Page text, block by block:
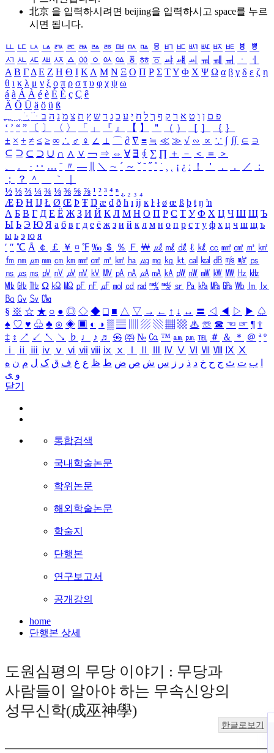
北京 을 입력하시려면 beijing을 입력하시고 space를 누르
시면 됩니다.
ㅥ ㅦ ㅧ ㅨ ㅩ ㅪ ㅫ ㅬ ㅭ ㅮ ㅯ ㅰ ㅱ ㅲ ㅳ ㅴ ㅵ ㅶ ㅷ ㅸ
ㅹ
ㅺ ㅻ ㅼ ㅽ ㅾ ㅿ ㆀ ㆁ ㆂ ㆃ ㆄ ㆅ ㆆ ㆇ ㆈ ㆉ ㆊ ㆋ ㆌ ㆍ
ㆎ
Α Β ΓΔ Ε Ζ Η Θ Ι ΚΛ Μ Ν Ξ Ο Π Ρ Σ ΤΥ Φ Χ Ψ Ω α β γ δ ε ζ η
θ ι κ λ μ ν ξ ο π ρ σ τ υ φ χ ψ ω
á à Á À é è É È ç Ç ê
Ä Ö Ü ä ö ü ß
ִֶֹ ֻּ ׁׂ פ ם ן ו ט א ר ק ף ך ל ח י ע כ ג ד ש ץ ת צ מ נ ה ב
‘ ’ “ ” 〔 〕 〈 〉 「 」 『 』 【 】 ＂ （ ） ［ ］ ｛ ｝
± × ÷ ≠ ≤ ≥ ∞ ∴ ♂ ♀ ∠ ⊥ ⌒ ∂ ∇ ≡ ≒ ≪ ≫ √ ∽ ∝ ∵ ∫ ∬ ∈ ∋
⊆ ⊇ ⊂ ⊃ ∪ ∩ ∧ ∨ ￢ ⇒ ⇔ ∀ ∃ ∮ ∑ ∏ ＋ － ＜ ＝
＞
、
。 · ‥ … ¨ 〃 ― ＼ ∼ ´ ～ ˇ ˘ ˝ ˚ ˙ ¸ ¡ ¿ ː ！ ＇ ， ． ／
：
；
？ ＾ ｀
½ ⅓ ⅔ ¼ ¾ ⅛ ⅜ ⅝ ⅞ ¹ ² ³ ⁴ ⁿ ₁ ₂ ₃ ₄
Æ Ð Ħ Ĳ Ł Ø Œ Þ Ŧ Ŋ æ đ ð ħ ı ĳ ĸ ŀ ł ø œ ß þ ŧ ŋ ŉ
А Б В Г Д Е Ё Ж З И Й К Л М Н О П Р С Т У Ф Х Ц Ч Ш Щ Ъ
Ы Ь Э Ю Я а б в г д е ё ж з и й к л м н о п р с т у ф х ц ч ш щ ъ
ы ь э ю я
′ ″ ℃ Å ￠ ￡ ￥ ¤ ℉ ‰ ＄ ％ Ｆ ￦ ㎕ ㎖ ㎗ ℓ ㎘ ㏄ ㎣ ㎤ ㎥ ㎦
㎙ ㎚ ㎛ ㎜ ㎝ ㎞ ㎟ ㎠ ㎡ ㎢ ㏊ ㎍ ㎎ ㎏ ㏏ ㎈ ㎉ ㏈ ㎧ ㎨ ㎰
㎱ ㎲ ㎳ ㎴ ㎵ ㎶ ㎷ ㎸ ㎹ ㎀ ㎁ ㎂ ㎃ ㎄ ㎺ ㎻ ㎽ ㎾ ㎿ ㎐ ㎑
㎒ ㎓ ㎔ Ω ㏀ ㏁ ㎊ ㎋ ㎌ ㏖ ㏅ ㎭ ㎮ ㎯ ㏛ ㎩ ㎪ ㎫ ㎬ ㏝ ㏐
㏓
㏃ ㏉ ㏜ ㏆
§ ※ ☆ ★ ○ ● ◎ ◇ ◆ □ ■ △ ▽ → ← ↑ ↓ ↔ 〓 ◁ ◀ ▷ ▶ ♤
♠ ♡ ♥ ♧ ♣ ⊙ ◈ ▣ ◐ ◑ ▒ ▤ ▨ ▧ ▦ ▩ ♨ ☏ ☎ ☜ ☞ ¶ †
‡ ↕ ↗ ↙ ↖ ↘ ♭ ♩ ♪ ♬ ㉿ ㈜ № ㏇ ™ ㏂ ㏘ ℡ ＃ ＆ ＊ ＠ ª º
ⅰ
ⅱ ⅲ ⅳ ⅴ ⅵ ⅶ ⅷ ⅸ ⅹ Ⅳ Ⅴ Ⅵ Ⅶ Ⅷ Ⅸ Ⅹ
ب ت ث ج ح خ د ذ ر ز س ش ص ض ط ظ ع غ ف ق ک ل م ن ه
و ی
닫기
통합검색
국내학술논문
학위논문
해외학술논문
학술지
단행본
연구보고서
공개강의
home
단행본 상세
도원심평의 무당 이야기 : 무당과
사람들이 알아야 하는 무속신앙의
성무신학(成巫神學)
한글로보기